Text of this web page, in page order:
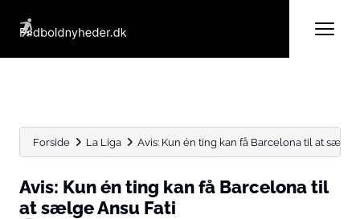
Forside La Liga Avis: Kun én ting kan få Barcelona til at
Avis: Kun én ting kan få Barcelona til
at sælge Ansu Fati